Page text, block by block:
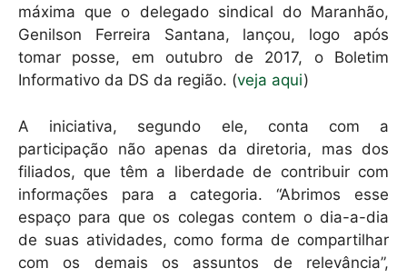
máxima que o delegado sindical do Maranhão,
Genilson Ferreira Santana, lançou, logo após
tomar posse, em outubro de 2017, o Boletim
Informativo da DS da região. (veja aqui)
A iniciativa, segundo ele, conta com a
participação não apenas da diretoria, mas dos
filiados, que têm a liberdade de contribuir com
informações para a categoria. “Abrimos esse
espaço para que os colegas contem o dia-a-dia
de suas atividades, como forma de compartilhar
com os demais os assuntos de relevância”,